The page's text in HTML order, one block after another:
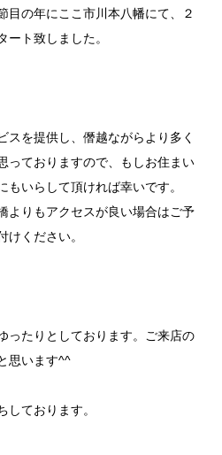
目の年にここ市川本八幡にて、２
ート致しました。
スを提供し、僭越ながらより多く
っておりますので、もしお住まい
もいらして頂ければ幸いです。
よりもアクセスが良い場合はご予
けください。
ったりとしております。ご来店の
思います^^
しております。